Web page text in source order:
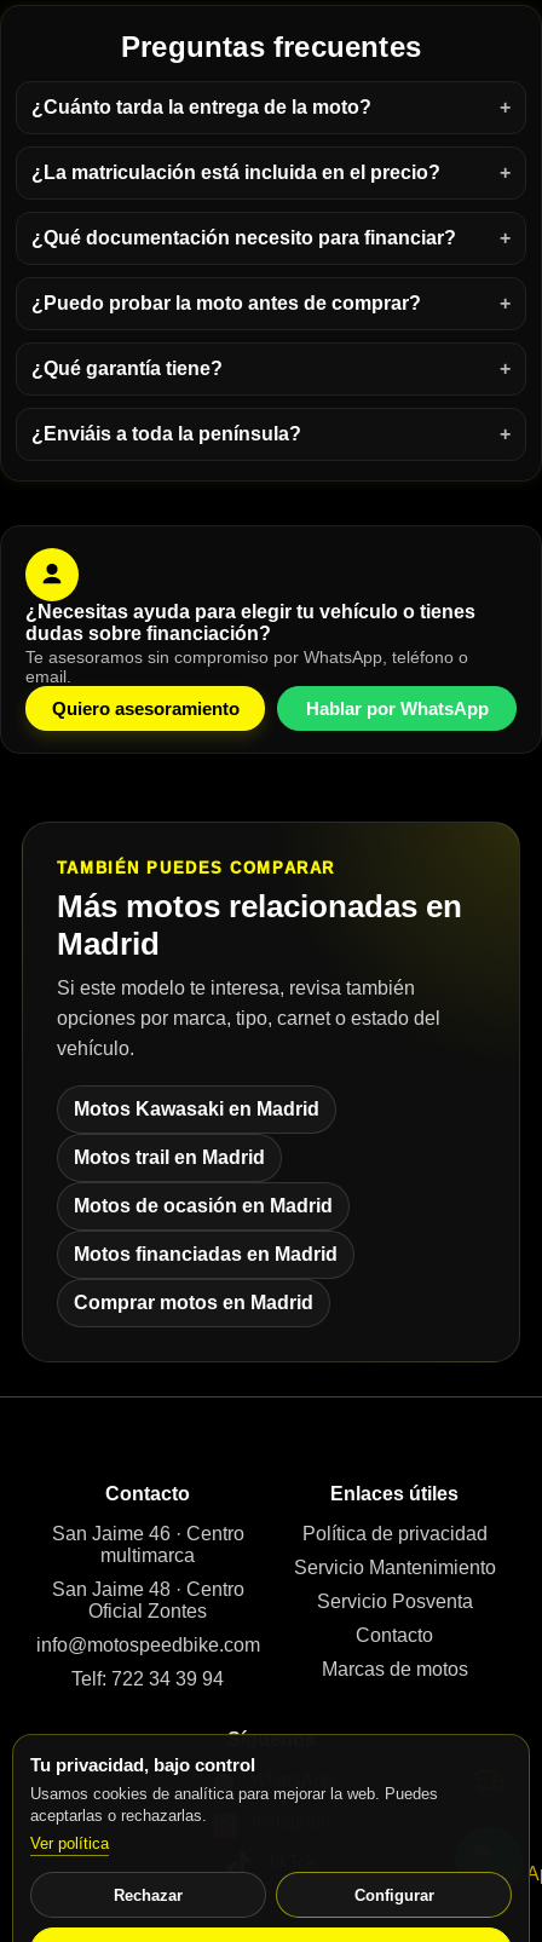
Tu privacidad, bajo control
Usamos cookies de analítica para mejorar la web. Puedes
aceptarlas o rechazarlas.
Ver política
Rechazar Configurar
Preguntas frecuentes
¿Cuánto tarda la entrega de la moto?
¿La matriculación está incluida en el precio?
¿Qué documentación necesito para financiar?
¿Puedo probar la moto antes de comprar?
¿Qué garantía tiene?
¿Enviáis a toda la península?
¿Necesitas ayuda para elegir tu vehículo o tienes
dudas sobre financiación?
Te asesoramos sin compromiso por WhatsApp, teléfono o
email.
Quiero asesoramiento Hablar por WhatsApp
TAMBIÉN PUEDES COMPARAR
Más motos relacionadas en
Madrid
Si este modelo te interesa, revisa también
opciones por marca, tipo, carnet o estado del
vehículo.
Motos Kawasaki en Madrid
Motos trail en Madrid
Motos de ocasión en Madrid
Motos financiadas en Madrid
Comprar motos en Madrid
Contacto
San Jaime 46 · Centro
multimarca
San Jaime 48 · Centro
Oficial Zontes
info@motospeedbike.com
Telf: 722 34 39 94
Enlaces útiles
Política de privacidad
Servicio Mantenimiento
Servicio Posventa
Contacto
Marcas de motos
Síguenos